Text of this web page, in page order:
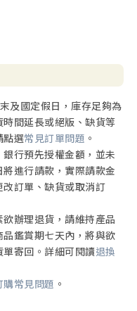
及國定假日，庫存足夠為
間延長或絕版、缺貨等
點選常見訂單問題 。
行預先授權金額，並未
進行請款，實際請款金
訂單、缺貨或取消訂
辦理退貨，請維持產品
鑑賞期七天內，將與欲
寄回。詳細可閱讀退換
購常見問題 。